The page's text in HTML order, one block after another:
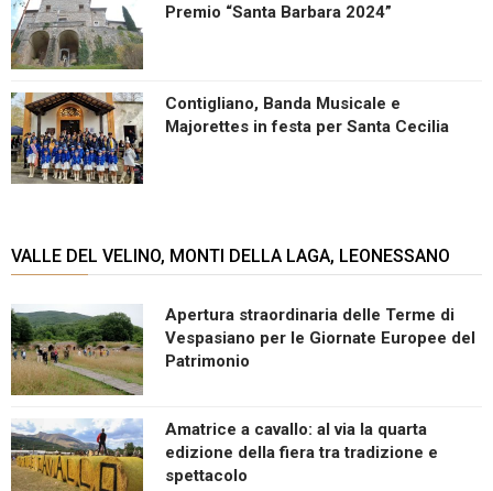
Premio “Santa Barbara 2024”
Contigliano, Banda Musicale e
Majorettes in festa per Santa Cecilia
VALLE DEL VELINO, MONTI DELLA LAGA, LEONESSANO
Apertura straordinaria delle Terme di
Vespasiano per le Giornate Europee del
Patrimonio
Amatrice a cavallo: al via la quarta
edizione della fiera tra tradizione e
spettacolo